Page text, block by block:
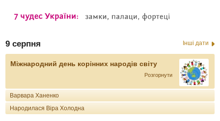
9 серпня Інші дати
Міжнародний день корінних народів світу
Розгорнути
Варвара Ханенко
Народилася Віра Холодна